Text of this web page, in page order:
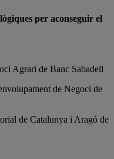
per aconseguir el
Agrari de Banc Sabadell
de Negoci de
de Catalunya i Aragó de